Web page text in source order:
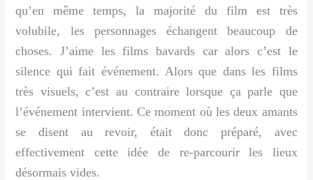
qu’en même temps, la majorité du film est très
volubile, les personnages échangent beaucoup de
choses. J’aime les films bavards car alors c’est le
silence qui fait événement. Alors que dans les films
très visuels, c’est au contraire lorsque ça parle que
l’événement intervient. Ce moment où les deux amants
se disent au revoir, était donc préparé, avec
effectivement cette idée de re-parcourir les lieux
désormais vides.